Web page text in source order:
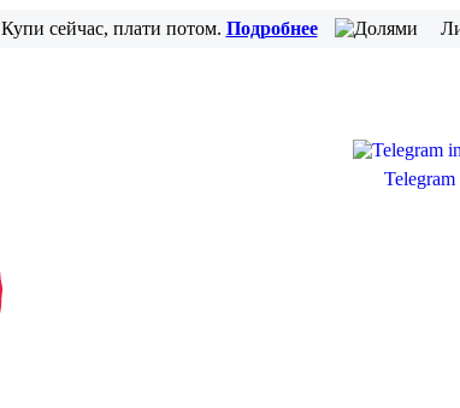
Купи сейчас, плати потом. Подробнее
Telegram